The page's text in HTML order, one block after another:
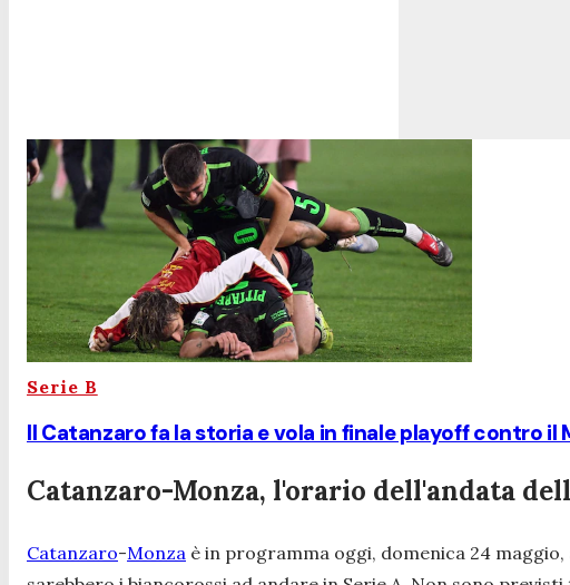
Serie B
Il Catanzaro fa la storia e vola in finale playoff contro il
Catanzaro-Monza, l'orario dell'andata
Catanzaro-Monza è in programma oggi, domenica 24 maggio,